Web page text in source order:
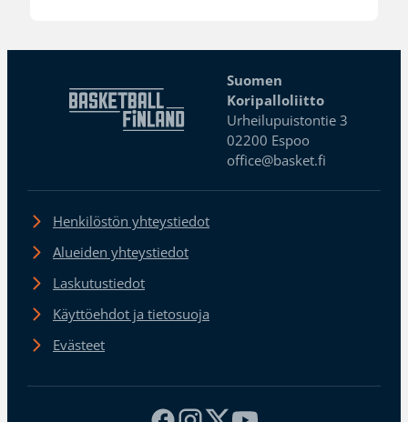
Suomen
Koripalloliitto
Urheilupuistontie 3
02200 Espoo
office@basket.fi
Henkilöstön yhteystiedot
Alueiden yhteystiedot
Laskutustiedot
Käyttöehdot ja tietosuoja
Evästeet